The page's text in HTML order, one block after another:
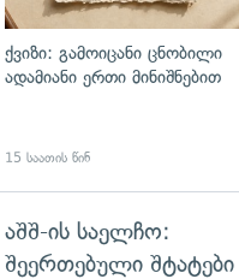
ქვიზი: გამოიცანი ცნობილი
ადამიანი ერთი მინიშნებით
15 საათის წინ
გადახედვა
აშშ-ის საელჩო:
შეერთებული შტატები